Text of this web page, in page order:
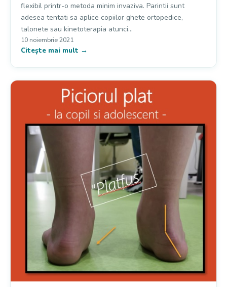
flexibil printr-o metoda minim invaziva. Parintii sunt
adesea tentati sa aplice copiilor ghete ortopedice,
talonete sau kinetoterapia atunci…
10 noiembrie 2021
Citește mai mult →